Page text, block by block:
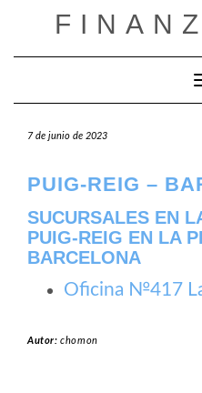
7 de junio de 2023
PUIG-REIG –
SUCURSALES EN
PUIG-REIG EN LA
BARCELONA
Oficina №417
Autor:chomon